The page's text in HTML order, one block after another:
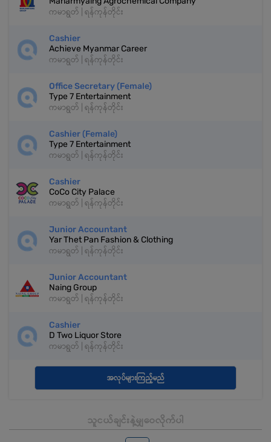
ကမာရွတ် | ရန်ကုန်တိုင်း
Cashier
Achieve Myanmar Career
ကမာရွတ် | ရန်ကုန်တိုင်း
Office Secretary (Female)
Type 7 Entertainment
ကမာရွတ် | ရန်ကုန်တိုင်း
Cashier (Female)
Type 7 Entertainment
ကမာရွတ် | ရန်ကုန်တိုင်း
Cashier
CoCo City Palace
ကမာရွတ် | ရန်ကုန်တိုင်း
Junior Accountant
Yar Thet Pan Fashion & Clothing
ကမာရွတ် | ရန်ကုန်တိုင်း
Junior Accountant
Naing Group
ကမာရွတ် | ရန်ကုန်တိုင်း
Cashier
D Two Liquor Store
ကမာရွတ် | ရန်ကုန်တိုင်း
အလုပ်များကြည့်မည်
သူငယ်ချင်းနဲ့မျှဝေလိုက်ပါ